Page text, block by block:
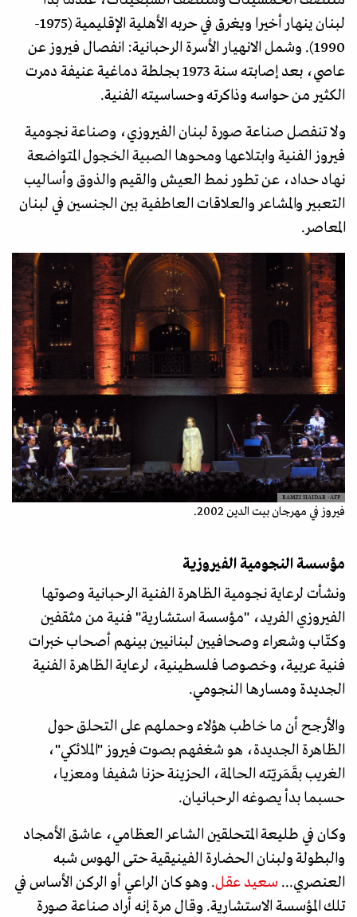
لبنان ينهار أخيرا ويغرق في حربه الأهلية الإقليمية (1975-
1990). وشمل الانهيار الأسرة الرحبانية: انفصال فيروز عن
عاصي، بعد إصابته سنة 1973 بجلطة دماغية عنيفة دمرت
الكثير من حواسه وذاكرته وحساسيته الفنية.
ولا تنفصل صناعة صورة لبنان الفيروزي، وصناعة نجومية
فيروز الفنية وابتلاعها ومحوها الصبية الخجول المتواضعة
نهاد حداد، عن تطور نمط العيش والقيم والذوق وأساليب
التعبير والمشاعر والعلاقات العاطفية بين الجنسين في لبنان
المعاصر.
RAMZI HAIDAR -AFP
فيروز في مهرجان بيت الدين 2002.
مؤسسة النجومية الفيروزية
ونشأت لرعاية نجومية الظاهرة الفنية الرحبانية وصوتها
الفيروزي الفريد، "مؤسسة استشارية" فنية من مثقفين
وكتّاب وشعراء وصحافيين لبنانيين بينهم أصحاب خبرات
فنية عربية، وخصوصا فلسطينية، لرعاية الظاهرة الفنية
الجديدة ومسارها النجومي.
والأرجح أن ما خاطب هؤلاء وحملهم على التحلق حول
الظاهرة الجديدة، هو شغفهم بصوت فيروز "الملائكي"،
الغريب بقَمَريّته الحالمة، الحزينة حزنا شفيفا ومعزيا،
حسبما بدأ يصوغه الرحبانيان.
وكان في طليعة المتحلقين الشاعر العظامي، عاشق الأمجاد
والبطولة ولبنان الحضارة الفينيقية حتى الهوس شبه
العنصري... سعيد عقل. وهو كان الراعي أو الركن الأساس في
تلك المؤسسة الاستشارية. وقال مرة إنه أراد صناعة صورة